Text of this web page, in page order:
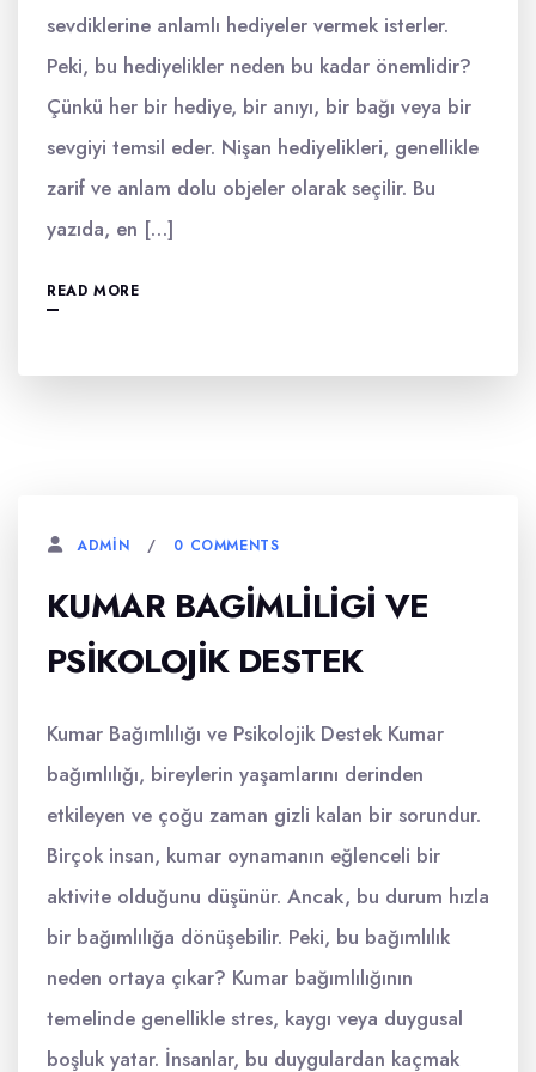
sevdiklerine anlamlı hediyeler vermek isterler.
Peki, bu hediyelikler neden bu kadar önemlidir?
Çünkü her bir hediye, bir anıyı, bir bağı veya bir
sevgiyi temsil eder. Nişan hediyelikleri, genellikle
zarif ve anlam dolu objeler olarak seçilir. Bu
yazıda, en […]
READ MORE
ADMIN 0 COMMENTS
KUMAR BAGIMLILIGI VE
PSIKOLOJIK DESTEK
Kumar Bağımlılığı ve Psikolojik Destek Kumar
bağımlılığı, bireylerin yaşamlarını derinden
etkileyen ve çoğu zaman gizli kalan bir sorundur.
Birçok insan, kumar oynamanın eğlenceli bir
aktivite olduğunu düşünür. Ancak, bu durum hızla
bir bağımlılığa dönüşebilir. Peki, bu bağımlılık
neden ortaya çıkar? Kumar bağımlılığının
temelinde genellikle stres, kaygı veya duygusal
boşluk yatar. İnsanlar, bu duygulardan kaçmak